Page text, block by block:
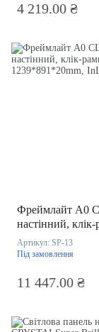
4 219.00 ₴
Фреймлайт A0
настінний, клік-
1239*891*20mm,
Артикул: SP-13
Під замовлення
11 447.00 ₴